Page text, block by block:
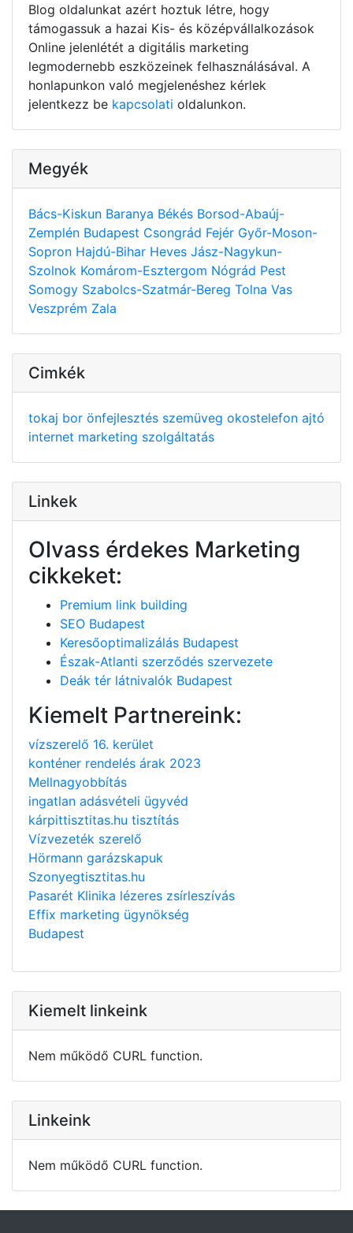
Blog oldalunkat azért hoztuk létre, hogy
támogassuk a hazai Kis- és középvállalkozások
Online jelenlétét a digitális marketing
legmodernebb eszközeinek felhasználásával. A
honlapunkon való megjelenéshez kérlek
jelentkezz be kapcsolati oldalunkon.
Megyék
Bács-Kiskun Baranya Békés Borsod-Abaúj-
Zemplén Budapest Csongrád Fejér Győr-Moson-
Sopron Hajdú-Bihar Heves Jász-Nagykun-
Szolnok Komárom-Esztergom Nógrád Pest
Somogy Szabolcs-Szatmár-Bereg Tolna Vas
Veszprém Zala
Cimkék
tokaj bor önfejlesztés szemüveg okostelefon ajtó
internet marketing szolgáltatás
Linkek
Olvass érdekes Marketing
cikkeket:
Premium link building
SEO Budapest
Keresőoptimalizálás Budapest
Észak-Atlanti szerződés szervezete
Deák tér látnivalók Budapest
Kiemelt Partnereink:
vízszerelő 16. kerület
konténer rendelés árak 2023
Mellnagyobbítás
ingatlan adásvételi ügyvéd
kárpittisztitas.hu tisztítás
Vízvezeték szerelő
Hörmann garázskapuk
Szonyegtisztitas.hu
Pasarét Klinika lézeres zsírleszívás
Effix marketing ügynökség
Budapest
Kiemelt linkeink
Nem működő CURL function.
Linkeink
Nem működő CURL function.